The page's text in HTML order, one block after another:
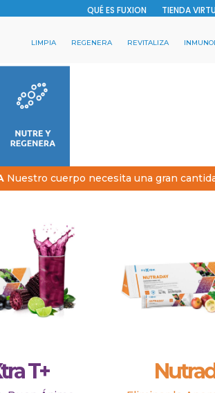
QUÉ ES FUXION TIENDA
LIMPIA REGENERA REVITALIZA
Nuestro cuerpo necesita una gran
T+